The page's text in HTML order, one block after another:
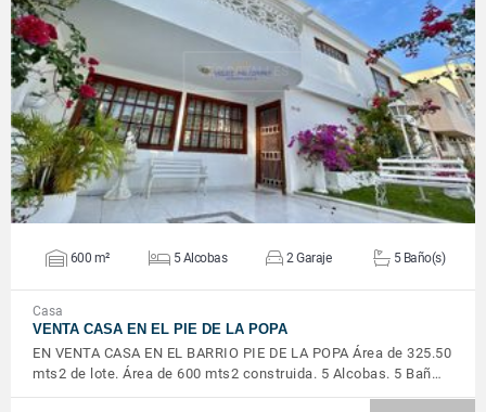
VER DETALLES
600 m² 5 Alcobas 2 Garaje 5 Baño(s)
Casa
VENTA CASA EN EL PIE DE LA POPA
EN VENTA CASA EN EL BARRIO PIE DE LA POPA Área de 325.50
mts2 de lote. Área de 600 mts2 construida. 5 Alcobas. 5 Bañ…